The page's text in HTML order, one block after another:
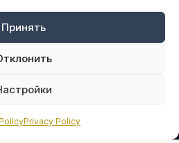
Принять
Privacy Policy